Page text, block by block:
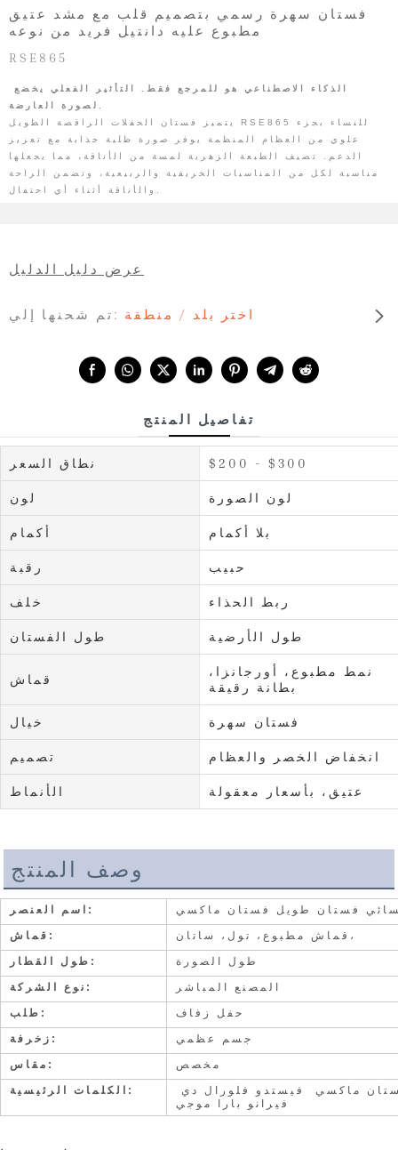
فستان سهرة رسمي بتصميم قلب مع مشد عتيق
مطبوع عليه دانتيل فريد من نوعه
RSE865
يتميز فستان الحفلات الراقصة الطويل RSE865 للنساء بجزء
علوي من العظام المنظمة يوفر صورة ظلية جذابة مع تعزيز
الدعم. تضيف الطبعة الزهرية لمسة من الأناقة، مما يجعلها
مناسبة لكل من المناسبات الخريفية والربيعية، وتضمن الراحة
تم شحنها إلي: اختر بلد / منطقة
عرض دليل الدليل
تفاصيل المنتج
نطاق السعر $200 - $300
لون لون الصورة
أكمام بلا أكمام
رقبة حبيب
خلف ربط الحذاء
طول الفستان طول الأرضية
قماش
نمط مطبوع، أورجانزا،
بطانة رقيقة
خيال فستان سهرة
تصميم انخفاض الخصر والعظام
الأنماط عتيق، بأسعار معقولة
وصف المنتج
اسم العنصر: فستان طويل فستان ماكسي
قماش: قماش مطبوع، تول، ساتان،
طول القطار:
نوع الشركة: المصنع المباشر
طلب: حفل زفاف
زخرفة: جسم عظمي
مقاس: مخصص
الكلمات الرئيسية:
فيرانو بارا موجي